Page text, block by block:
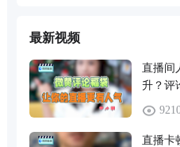
最新视频
直播间
升？评
直播卡